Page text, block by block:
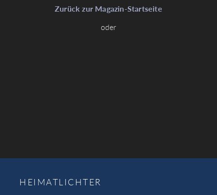
Zurück zur Magazin-Startseite
oder
HEIMATLICHTER